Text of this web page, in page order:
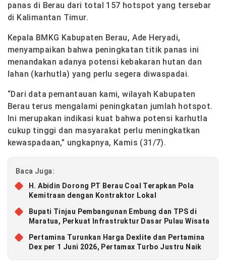
panas di Berau dari total 157 hotspot yang tersebar
di Kalimantan Timur.
Kepala BMKG Kabupaten Berau, Ade Heryadi,
menyampaikan bahwa peningkatan titik panas ini
menandakan adanya potensi kebakaran hutan dan
lahan (karhutla) yang perlu segera diwaspadai.
“Dari data pemantauan kami, wilayah Kabupaten
Berau terus mengalami peningkatan jumlah hotspot.
Ini merupakan indikasi kuat bahwa potensi karhutla
cukup tinggi dan masyarakat perlu meningkatkan
kewaspadaan,” ungkapnya, Kamis (31/7).
Baca Juga:
H. Abidin Dorong PT Berau Coal Terapkan Pola
Kemitraan dengan Kontraktor Lokal
Bupati Tinjau Pembangunan Embung dan TPS di
Maratua, Perkuat Infrastruktur Dasar Pulau Wisata
Pertamina Turunkan Harga Dexlite dan Pertamina
Dex per 1 Juni 2026, Pertamax Turbo Justru Naik